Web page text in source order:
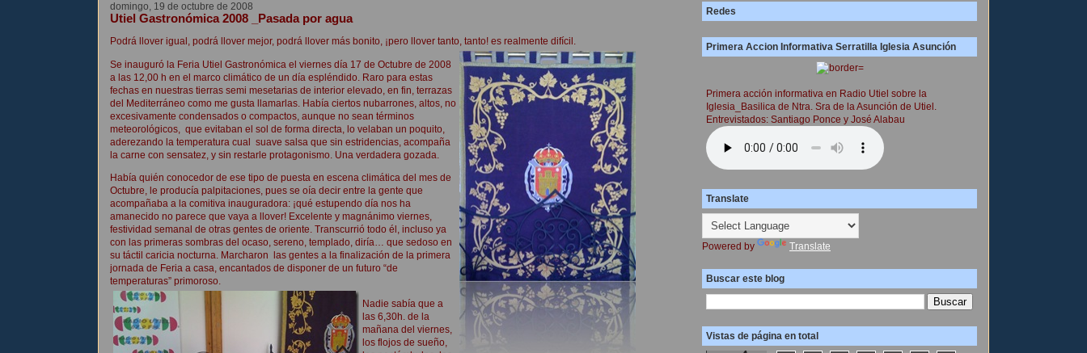
domingo, 19 de octubre de 2008
Utiel Gastronómica 2008 _Pasada por agua
Podrá llover igual, podrá llover mejor, podrá llover más bonito, ¡pero llover tanto, tanto! es realmente difícil.
Se inauguró la Feria Utiel Gastronómica el viernes día 17 de Octubre de 2008
a las 12,00 h en el marco climático de un día espléndido. Raro para estas
fechas en nuestras tierras semi mesetarias de interior elevado, en fin, terrazas
del Mediterráneo como me gusta llamarlas. Había ciertos nubarrones, altos, no
excesivamente condensados o compactos, aunque no sean términos
meteorológicos, que evitaban el sol de forma directa, lo velaban un poquito,
aderezando la temperatura cual suave salsa que sin estridencias, acompaña
la carne con sensatez, y sin restarle protagonismo. Una verdadera gozada.
Había quién conocedor de ese tipo de puesta en escena climática del mes de
Octubre, le producía palpitaciones, pues se oía decir entre la gente que
acompañaba a la comitiva inauguradora: ¡qué estupendo día nos ha
amanecido no parece que vaya a llover! Excelente y magnánimo viernes,
festividad semanal de otras gentes de oriente. Transcurrió todo él, incluso ya
con las primeras sombras del ocaso, sereno, templado, diría… que sedoso en
su táctil caricia nocturna. Marcharon las gentes a la finalización de la primera
jornada de Feria a casa, encantados de disponer de un futuro “de
temperaturas” primoroso.
Nadie sabía que a
las 6,30h. de la
mañana del viernes,
los flojos de sueño,
Redes
Primera Accion Informativa Serratilla Iglesia Asunción
Primera acción informativa en Radio Utiel sobre la
Iglesia_Basilica de Ntra. Sra de la Asunción de Utiel.
Entrevistados: Santiago Ponce y José Alabau
Translate
Powered by Translate
Buscar este blog
Vistas de página en total